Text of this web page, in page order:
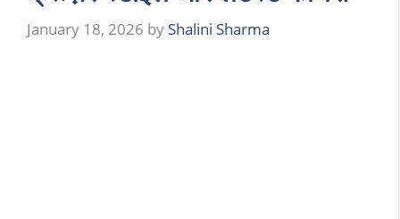
January 18, 2026 by Shalini Sharma